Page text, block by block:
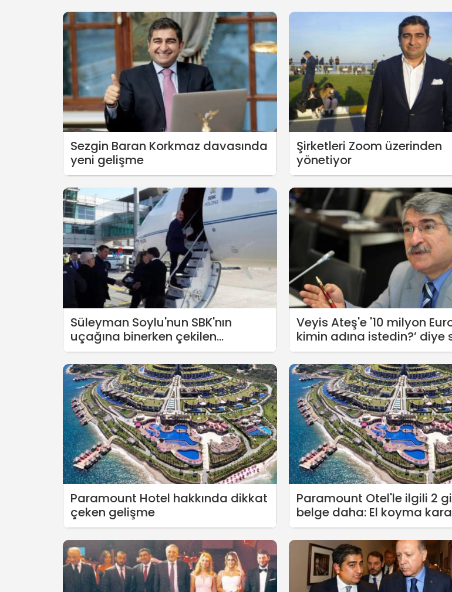
Sezgin Baran Korkmaz davasında
yeni gelişme
Şirketleri Zoom üzerinden
yönetiyor
Süleyman Soylu'nun SBK'nın
uçağına binerken çekilen
fotoğrafı ortaya çıktı
Veyis Ateş'e '10 milyon
kimin adına istedin?’ diye
Soylu'ya hakaretten dava
Paramount Hotel hakkında dikkat
çeken gelişme
Paramount Otel'le ilgili 2
belge daha: El koyma
kaldırtan gizli el